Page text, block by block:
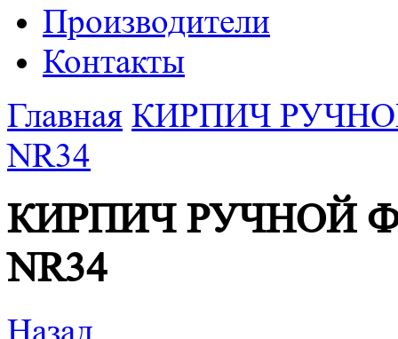
Производители
Контакты
Главная КИРПИЧ
NR34
КИРПИЧ РУЧНОЙ
NR34
Назад